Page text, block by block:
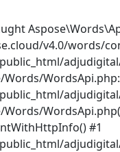
v4.0/words/
#1